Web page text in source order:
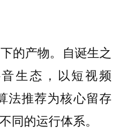
的产物。自诞生之
生态，以短视频
法推荐为核心留存
同的运行体系。